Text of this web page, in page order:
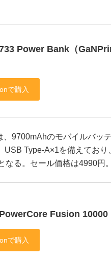
Power Bank（
9700mAhのモバイルバッ
Type-A×1を備えており
る。セール価格は4990円。
Fusion 10000